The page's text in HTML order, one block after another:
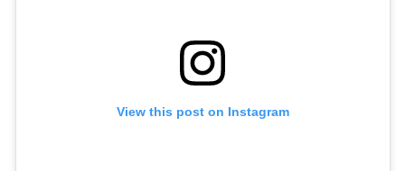
View this post on Instagram